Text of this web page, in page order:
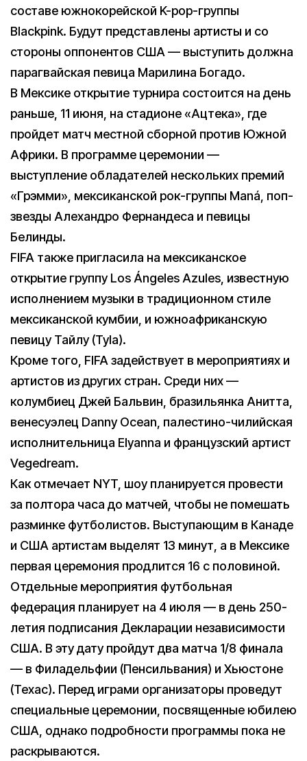
составе южнокорейской K-pop-группы
Blackpink. Будут представлены артисты и со
стороны оппонентов США — выступить должна
парагвайская певица Марилина Богадо.
В Мексике открытие турнира состоится на день
раньше, 11 июня, на стадионе «Ацтека», где
пройдет матч местной сборной против Южной
Африки. В программе церемонии —
выступление обладателей нескольких премий
«Грэмми», мексиканской рок-группы Maná, поп-
звезды Алехандро Фернандеса и певицы
Белинды.
FIFA также пригласила на мексиканское
открытие группу Los Ángeles Azules, известную
исполнением музыки в традиционном стиле
мексиканской кумбии, и южноафриканскую
певицу Тайлу (Tyla).
Кроме того, FIFA задействует в мероприятиях и
артистов из других стран. Среди них —
колумбиец Джей Бальвин, бразильянка Анитта,
венесуэлец Danny Ocean, палестино-чилийская
исполнительница Elyanna и французский артист
Vegedream.
Как отмечает NYT, шоу планируется провести
за полтора часа до матчей, чтобы не помешать
разминке футболистов. Выступающим в Канаде
и США артистам выделят 13 минут, а в Мексике
первая церемония продлится 16 с половиной.
Отдельные мероприятия футбольная
федерация планирует на 4 июля — в день 250-
летия подписания Декларации независимости
США. В эту дату пройдут два матча 1/8 финала
— в Филадельфии (Пенсильвания) и Хьюстоне
(Техас). Перед играми организаторы проведут
специальные церемонии, посвященные юбилею
США, однако подробности программы пока не
раскрываются.